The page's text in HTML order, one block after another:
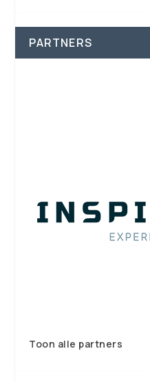
PARTNERS
Toon alle partners